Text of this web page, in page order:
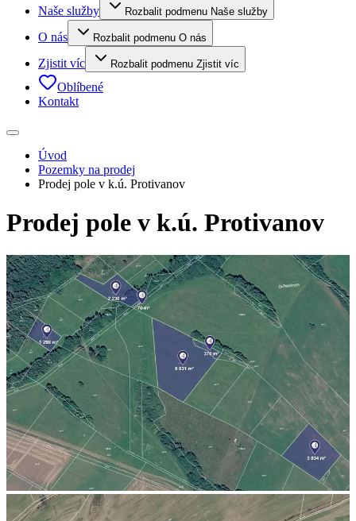
Naše služby
Rozbalit podmenu Naše služby
O nás Rozbalit podmenu O nás
Zjistit víc Rozbalit podmenu Zjistit víc
Oblíbené
Kontakt
Úvod
Pozemky na prodej
Prodej pole v k.ú. Protivanov
Prodej pole v k.ú. Protivanov